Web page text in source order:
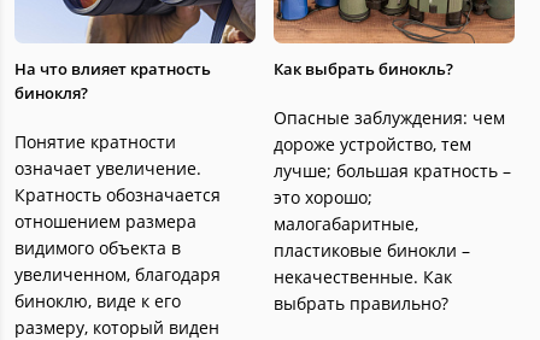
На что влияет кратность
бинокля?
Понятие кратности
означает увеличение.
Кратность обозначается
отношением размера
видимого объекта в
увеличенном, благодаря
биноклю, виде к его
размеру, который виден
Как выбрать бинокль?
Опасные заблуждения: чем
дороже устройство, тем
лучше; большая кратность –
это хорошо;
малогабаритные,
пластиковые бинокли –
некачественные. Как
выбрать правильно?